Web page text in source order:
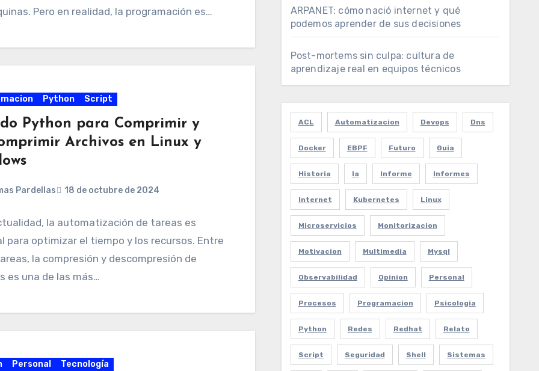
Pero en realidad, la programación es…
Python Script
Python para Comprimir y
Archivos en Linux y
Pardellas 18 de octubre de 2024
la automatización de tareas es
para optimizar el tiempo y los recursos. Entre
la compresión y descompresión de
es una de las más…
Personal Tecnología
ARPANET: cómo nació internet y qué
podemos aprender de sus decisiones
Post-mortems sin culpa: cultura de
aprendizaje real en equipos técnicos
ACL Automatizacion Devops Dns
Docker EBPF Futuro Guia
Historia Ia Informe Informes
Internet Kubernetes Linux
Microservicios Monitorizacion
Motivacion Multimedia Mysql
Observabilidad Opinion Personal
Procesos Programacion Psicologia
Python Redes Redhat Relato
Script Seguridad Shell Sistemas